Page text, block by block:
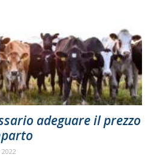
adeguare il prezzo